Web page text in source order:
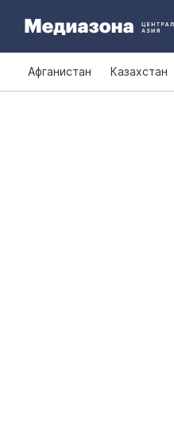
Афганистан Казахстан